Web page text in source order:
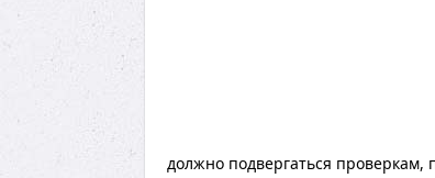
должно подвергаться